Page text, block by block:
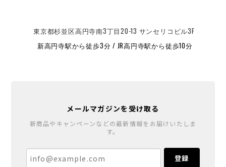
東京都杉並区高円寺南3丁目20-13 サンセリコビル3F
新高円寺駅から徒歩3分 / JR高円寺駅から徒歩10分
メールマガジンを受け取る
新商品やキャンペーンなどの最新情報をお届けいたしま
す。
登録